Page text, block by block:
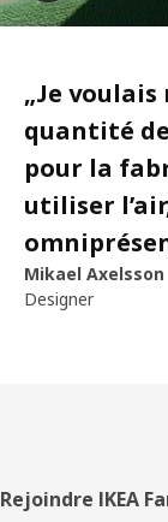
„Je voulais
quantité
pour la
utiliser
Mikael Axelsson
Designer
Pied
Rejoindre IKEA